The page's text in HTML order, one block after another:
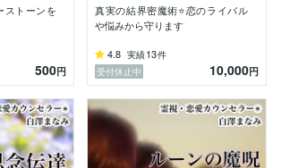
事の傍ら恋愛カウンセラー、霊感エステ
ストーンを
500円
真実の結界密魔術⭐️恋のライバル
や悩みから守ります
4.8 実績13件
受付休止中
10,000円